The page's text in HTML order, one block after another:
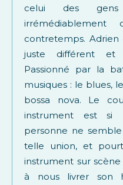
celui des
contretemps.
juste différent et
Passionné par la
musiques : le blues,
bossa nova. Le
instrument est si
personne ne
telle union, et
instrument sur
à nous livrer son